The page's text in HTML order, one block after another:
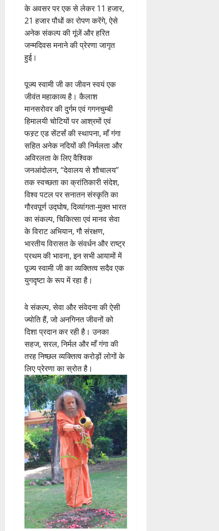
के अवसर पर एक से लेकर 11 हजार,
21 हजार पौधों का रोपण करेंगे, ऐसे
अनेक संकल्प की गूंजें और हरित
जन्मदिवस मनाने की प्रेरणा जागृत
हुई।
पूज्य स्वामी जी का जीवन स्वयं एक
जीवंत महाकाव्य है। कैलाश
मानसरोवर की दुर्गम एवं गगनचुम्बी
हिमालयी चोटियों पर आश्रमों एवं
फस्र्ट एड सेंटर्सं की स्थापना, माँ गंगा
सहित अनेक नदियों की निर्मलता और
अविरलता के लिए वैश्विक
जनआंदोलन, ‘‘देवालय से शौचालय’’
तक स्वच्छता का क्रांतिकारी संदेश,
विश्व पटल पर सनातन संस्कृति का
गौरवपूर्ण उद्घोष, दिव्यांगता-मुक्त भारत
का संकल्प, चिकित्सा एवं मानव सेवा
के विराट अभियान, गौ संरक्षण,
भारतीय विरासत के संवर्धन और राष्ट्र
प्रथम की भावना, इन सभी आयामों में
पूज्य स्वामी जी का व्यक्तित्व सदैव एक
युगदृष्टा के रूप में रहा है।
वे संकल्प, सेवा और संवेदना की ऐसी
ज्योति हैं, जो अनगिनत जीवनों को
दिशा प्रदान कर रही है। उनका
सहज, सरल, निर्मल और माँ गंगा की
तरह निष्छल व्यक्तित्व करोड़ों लोगों के
लिए प्रेरणा का स्रोत है।